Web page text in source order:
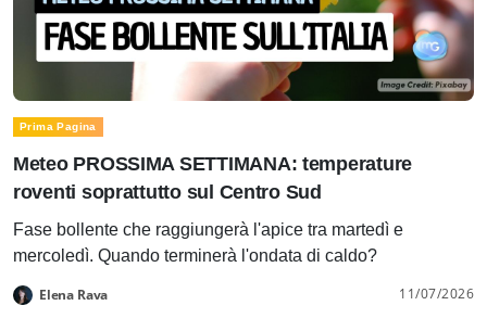
Prima Pagina
Meteo PROSSIMA SETTIMANA: temperature
roventi soprattutto sul Centro Sud
Fase bollente che raggiungerà l'apice tra martedì e
mercoledì. Quando terminerà l'ondata di caldo?
Elena Rava 11/07/2026